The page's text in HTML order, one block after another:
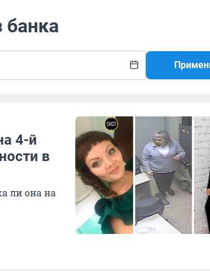
банка
4-й
в
ли она на